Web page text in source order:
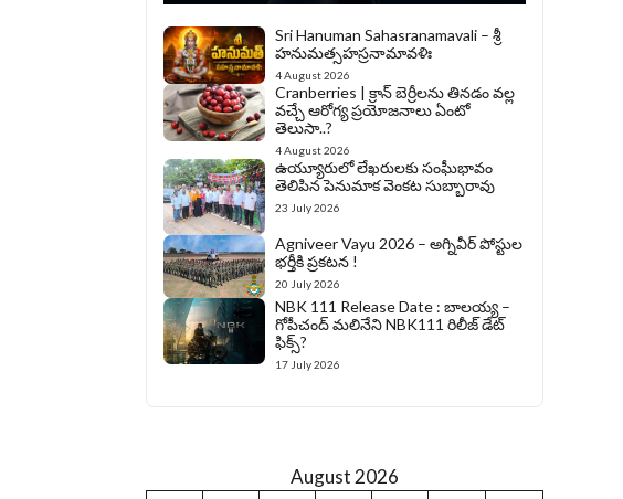
Sri Hanuman Sahasranamavali – శ్రీ
హనుమత్సహస్రనామావళిః
4 August 2026
Cranberries | క్రాన్ బెర్రీల‌ను తిన‌డం వ‌ల్ల
వచ్చే ఆరోగ్య ప్రయోజనాలు ఏంటో
తెలుసా..?
4 August 2026
ఉయ్యూరులో లేఖరులకు సంఘీభావం
తెలిపిన పెనుమాక వెంకట సుబ్బారావు
23 July 2026
Agniveer Vayu 2026 – అగ్నివీర్‌ పోస్టుల
భర్తీకి ప్రకటన !
20 July 2026
NBK 111 Release Date : బాలయ్య –
గోపీచంద్ మలినేని NBK111 రిలీజ్ డేట్
ఫిక్స్?
17 July 2026
August 2026